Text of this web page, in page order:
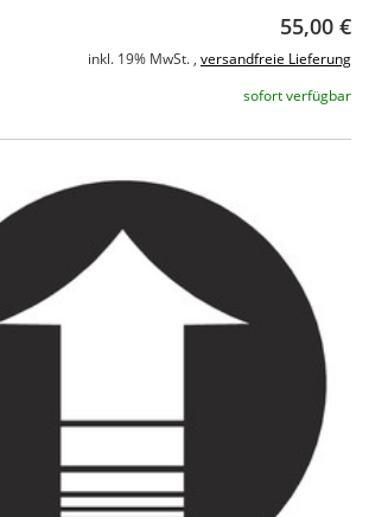
55,00 €
inkl. 19% MwSt. , versandfreie Lieferung
sofort verfügbar